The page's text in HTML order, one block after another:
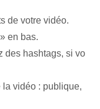
de votre vidéo.
en bas.
des hashtags, si vo
vidéo : publique,